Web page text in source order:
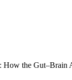
How the Gut–Brain